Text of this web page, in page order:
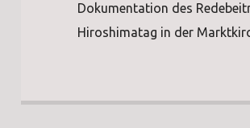
Dokumentation des
Hiroshimatag in der